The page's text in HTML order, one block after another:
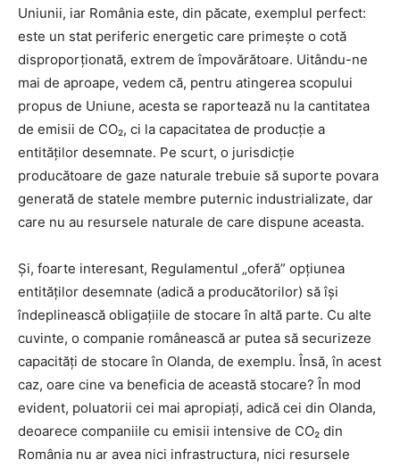
Uniunii, iar România este, din păcate, exemplul perfect:
este un stat periferic energetic care primește o cotă
disproporționată, extrem de împovărătoare. Uitându-ne
mai de aproape, vedem că, pentru atingerea scopului
propus de Uniune, acesta se raportează nu la cantitatea
de emisii de CO₂, ci la capacitatea de producție a
entităților desemnate. Pe scurt, o jurisdicție
producătoare de gaze naturale trebuie să suporte povara
generată de statele membre puternic industrializate, dar
care nu au resursele naturale de care dispune aceasta.
Și, foarte interesant, Regulamentul „oferă” opțiunea
entităților desemnate (adică a producătorilor) să își
îndeplinească obligațiile de stocare în altă parte. Cu alte
cuvinte, o companie românească ar putea să securizeze
capacități de stocare în Olanda, de exemplu. Însă, în acest
caz, oare cine va beneficia de această stocare? În mod
evident, poluatorii cei mai apropiați, adică cei din Olanda,
deoarece companiile cu emisii intensive de CO₂ din
România nu ar avea nici infrastructura, nici resursele